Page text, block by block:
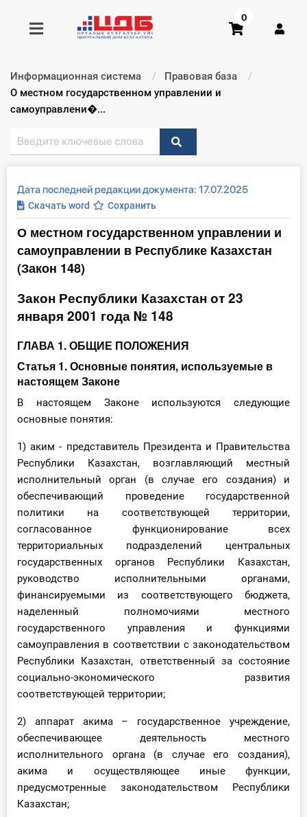
Получить консультацию
Главная ИС
Формы
Консультации
Правовая база
Библиотека бухгалтера
Вебинары
Справочник бухгалтера
Практика ИП
Кадры. Труд. Зарплата.
Учет по отраслям
Интернет-магазин
О Системе
Обучение
Тарифы
Тестирование для
бухгалтера
0
Информационная система
Правовая база
Текущий:
О местном государственном управлении и
самоуправлени�...
Дата последней редакции документа: 17.07.2025
Скачать word Сохранить
О местном государственном управлении и
самоуправлении в Республике Казахстан
(Закон 148)
Закон Республики Казахстан от 23
января 2001 года № 148
ГЛАВА 1. ОБЩИЕ ПОЛОЖЕНИЯ
Статья 1. Основные понятия, используемые в
настоящем Законе
В настоящем Законе используются следующие
основные понятия:
1) аким - представитель Президента и Правительства
Республики Казахстан, возглавляющий местный
исполнительный орган (в случае его создания) и
обеспечивающий проведение государственной
политики на соответствующей территории,
согласованное функционирование всех
территориальных подразделений центральных
государственных органов Республики Казахстан,
руководство исполнительными органами,
финансируемыми из соответствующего бюджета,
наделенный полномочиями местного
государственного управления и функциями
самоуправления в соответствии с законодательством
Республики Казахстан, ответственный за состояние
социально-экономического развития
соответствующей территории;
2) аппарат акима – государственное учреждение,
обеспечивающее деятельность местного
исполнительного органа (в случае его создания),
акима и осуществляющее иные функции,
предусмотренные законодательством Республики
Казахстан;